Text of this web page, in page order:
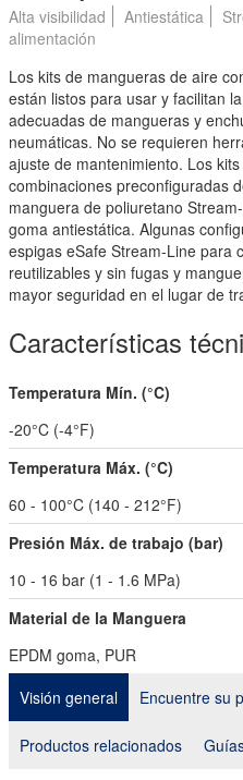
Alta visibilidad Antiestática
alimentación
Los kits de mangueras de aire
están listos para usar y facilitan
adecuadas de mangueras y
neumáticas. No se requieren
ajuste de mantenimiento. Los
combinaciones preconfiguradas
manguera de poliuretano
goma antiestática. Algunas
espigas eSafe Stream-Line para
reutilizables y sin fugas y
mayor seguridad en el lugar de
Características
Temperatura Mín. (°C)
-20°C (-4°F)
Temperatura Máx. (°C)
60 - 100°C (140 - 212°F)
Presión Máx. de trabajo (bar)
10 - 16 bar (1 - 1.6 MPa)
Material de la Manguera
EPDM goma, PUR
Visión general
Encuentre su
Productos relacionados